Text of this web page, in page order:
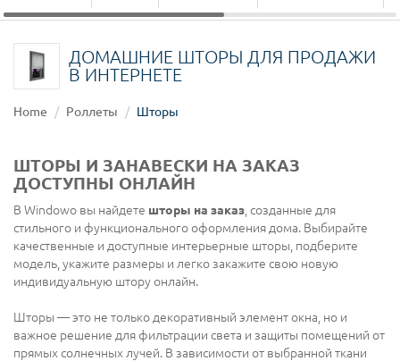
ДОМАШНИЕ ШТОРЫ ДЛЯ ПРОДАЖИ
В ИНТЕРНЕТЕ
Home Роллеты Шторы
ШТОРЫ И ЗАНАВЕСКИ НА ЗАКАЗ
ДОСТУПНЫ ОНЛАЙН
В Windowo вы найдете шторы на заказ , созданные для
стильного и функционального оформления дома. Выбирайте
качественные и доступные интерьерные шторы, подберите
модель, укажите размеры и легко закажите свою новую
индивидуальную штору онлайн.
Шторы — это не только декоративный элемент окна, но и
важное решение для фильтрации света и защиты помещений от
прямых солнечных лучей. В зависимости от выбранной ткани